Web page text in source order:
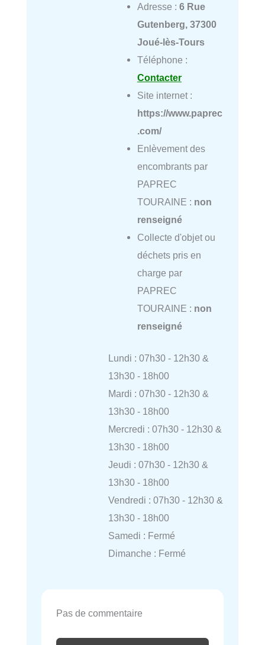
Adresse : 6 Rue
Gutenberg, 37300
Joué-lès-Tours
Téléphone :
Contacter
Site internet :
https://www.paprec
.com/
Enlèvement des
encombrants par
PAPREC
TOURAINE : non
renseigné
Collecte d'objet ou
déchets pris en
charge par
PAPREC
TOURAINE : non
renseigné
Lundi : 07h30 - 12h30 &
13h30 - 18h00
Mardi : 07h30 - 12h30 &
13h30 - 18h00
Mercredi : 07h30 - 12h30 &
13h30 - 18h00
Jeudi : 07h30 - 12h30 &
13h30 - 18h00
Vendredi : 07h30 - 12h30 &
13h30 - 18h00
Samedi : Fermé
Dimanche : Fermé
Pas de commentaire